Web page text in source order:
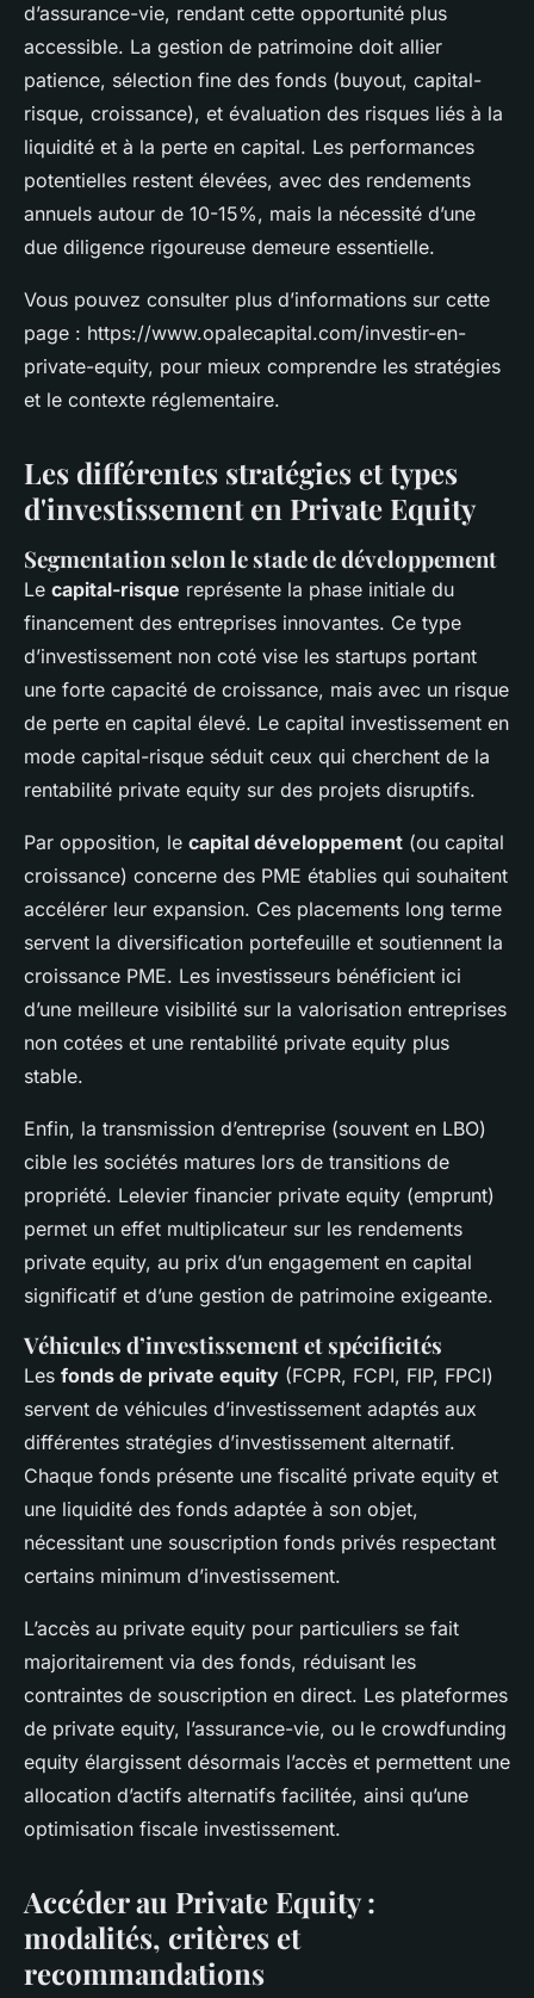
d’assurance-vie, rendant cette opportunité plus
accessible. La gestion de patrimoine doit allier
patience, sélection fine des fonds (buyout, capital-
risque, croissance), et évaluation des risques liés à la
liquidité et à la perte en capital. Les performances
potentielles restent élevées, avec des rendements
annuels autour de 10-15%, mais la nécessité d’une
due diligence rigoureuse demeure essentielle.
Vous pouvez consulter plus d’informations sur cette
page : https://www.opalecapital.com/investir-en-
private-equity, pour mieux comprendre les stratégies
et le contexte réglementaire.
Les différentes stratégies et types
d'investissement en Private Equity
Segmentation selon le stade de développement
Le capital-risque représente la phase initiale du
financement des entreprises innovantes. Ce type
d’investissement non coté vise les startups portant
une forte capacité de croissance, mais avec un risque
de perte en capital élevé. Le capital investissement en
mode capital-risque séduit ceux qui cherchent de la
rentabilité private equity sur des projets disruptifs.
Par opposition, le capital développement (ou capital
croissance) concerne des PME établies qui souhaitent
accélérer leur expansion. Ces placements long terme
servent la diversification portefeuille et soutiennent la
croissance PME. Les investisseurs bénéficient ici
d’une meilleure visibilité sur la valorisation entreprises
non cotées et une rentabilité private equity plus
stable.
Enfin, la transmission d’entreprise (souvent en LBO)
cible les sociétés matures lors de transitions de
propriété. Lelevier financier private equity (emprunt)
permet un effet multiplicateur sur les rendements
private equity, au prix d’un engagement en capital
significatif et d’une gestion de patrimoine exigeante.
Véhicules d’investissement et spécificités
Les fonds de private equity (FCPR, FCPI, FIP, FPCI)
servent de véhicules d’investissement adaptés aux
différentes stratégies d’investissement alternatif.
Chaque fonds présente une fiscalité private equity et
une liquidité des fonds adaptée à son objet,
nécessitant une souscription fonds privés respectant
certains minimum d’investissement.
L’accès au private equity pour particuliers se fait
majoritairement via des fonds, réduisant les
contraintes de souscription en direct. Les plateformes
de private equity, l’assurance-vie, ou le crowdfunding
equity élargissent désormais l’accès et permettent une
allocation d’actifs alternatifs facilitée, ainsi qu’une
optimisation fiscale investissement.
Accéder au Private Equity :
modalités, critères et
recommandations